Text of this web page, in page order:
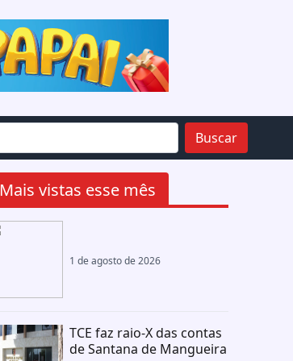
Buscar
Mais vistas esse mês
1 de agosto de 2026
TCE faz raio-X das contas
de Santana de Mangueira